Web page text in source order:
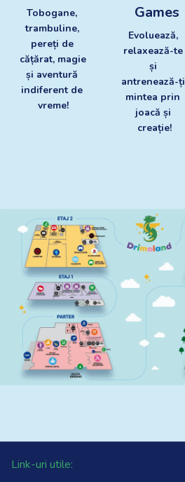
interior
Tobogane,
trambuline,
pereți de
cățărat, magie
și aventură
indiferent de
vreme!
Games
Evoluează,
relaxează-te
și
antrenează-ți
mintea prin
joacă și
creație!
Link-uri utile: